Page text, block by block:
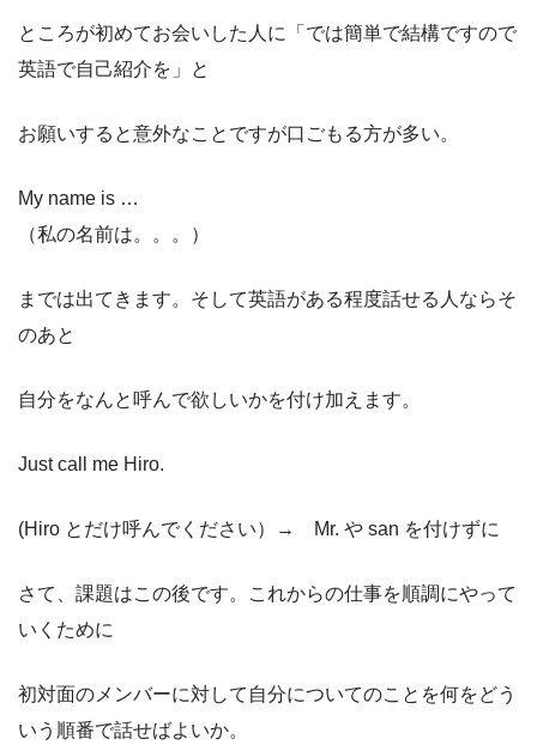
ところが初めてお会いした人に「では簡単で結構ですので
英語で自己紹介を」と
お願いすると意外なことですが口ごもる方が多い。
My name is …
（私の名前は。。。）
までは出てきます。そして英語がある程度話せる人ならそ
のあと
自分をなんと呼んで欲しいかを付け加えます。
Just call me Hiro.
(Hiro とだけ呼んでください）→ Mr. や san を付けずに
さて、課題はこの後です。これからの仕事を順調にやって
いくために
初対面のメンバーに対して自分についてのことを何をどう
いう順番で話せばよいか。